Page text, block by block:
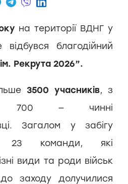
на території ВДНГ у
благодійний
ім. Рекрута 2026”.
3500 учасників, з
700 — чинні
Загалом у забігу
23 команди, які
види та роди військ
заходу долучилися